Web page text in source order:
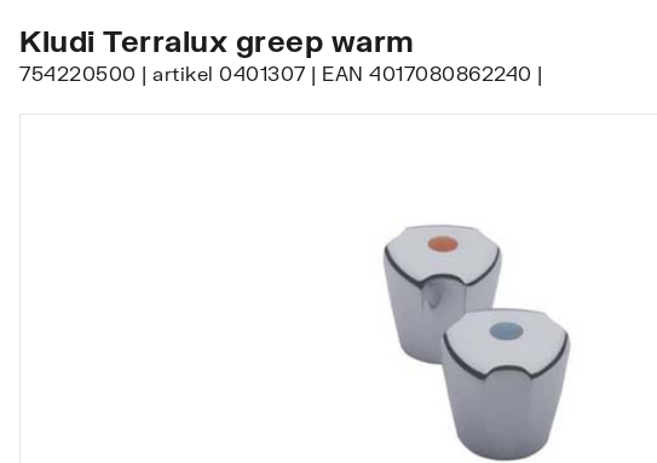
Kludi Terralux greep warm
754220500 | artikel 0401307 | EAN 4017080862240 |